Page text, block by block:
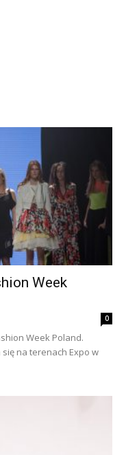
Week
0
Week Poland.
się na terenach Expo w